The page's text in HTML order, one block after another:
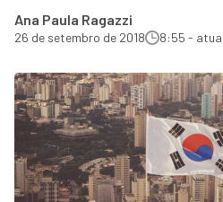
Ana Paula Ragazzi
26 de setembro de 2018 8:55 -